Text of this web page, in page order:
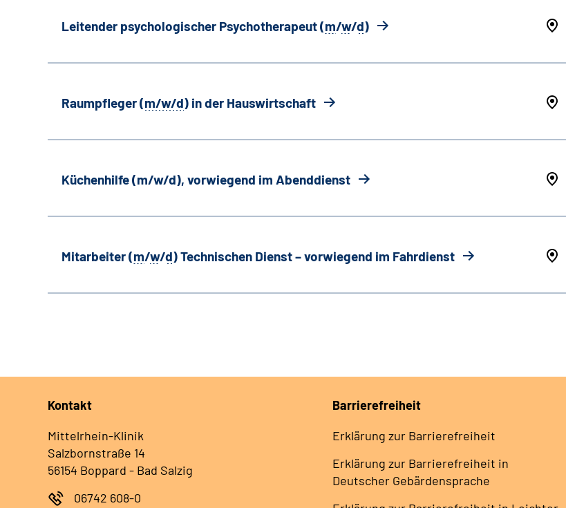
Leitender psychologischer Psychotherapeut (m/w/d)
Raumpfleger (m/w/d) in der Hauswirtschaft
Küchenhilfe (m/w/d), vorwiegend im Abenddienst
Mitarbeiter (m/w/d) Technischen Dienst – vorwiegend im Fahrdienst
Kontakt
Mittelrhein-Klinik
Salzbornstraße 14
56154 Boppard - Bad Salzig
06742 608-0
Barrierefreiheit
Erklärung zur Barrierefreiheit
Erklärung zur Barrierefreiheit in
Deutscher Gebärdensprache